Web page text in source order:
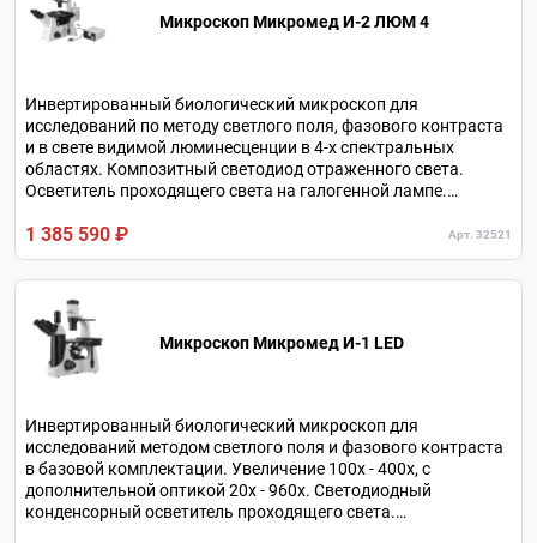
Микроскоп Микромед И-2 ЛЮМ 4
Инвертированный биологический микроскоп для
исследований по методу светлого поля, фазового контраста
и в свете видимой люминесценции в 4-х спектральных
областях. Композитный светодиод отраженного света.
Осветитель проходящего света на галогенной лампе.
Увеличение в базовой комплектации 100х - 400х, с
дополнительной оптикой 20х - 960х. Револьверное
устройство на 6 объективов.
1 385 590 ₽ Арт. 32521
Микроскоп Микромед И-1 LED
Инвертированный биологический микроскоп для
исследований методом светлого поля и фазового контраста
в базовой комплектации. Увеличение 100х - 400х, с
дополнительной оптикой 20х - 960х. Светодиодный
конденсорный осветитель проходящего света.